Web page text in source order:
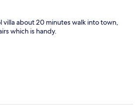
villa about 20 minutes walk into town,
which is handy.